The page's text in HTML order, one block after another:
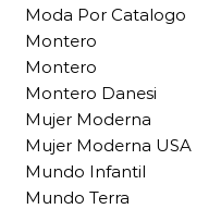
Moda Por Catalogo
Montero
Montero
Montero Danesi
Mujer Moderna
Mujer Moderna USA
Mundo Infantil
Mundo Terra